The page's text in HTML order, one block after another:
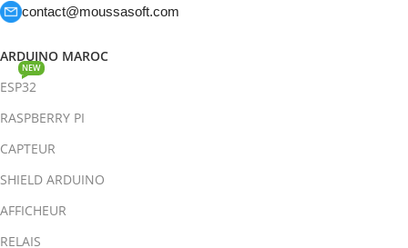
contact@moussasoft.com
ARDUINO MAROC
ESP32
NEW
RASPBERRY PI
CAPTEUR
SHIELD ARDUINO
AFFICHEUR
RELAIS